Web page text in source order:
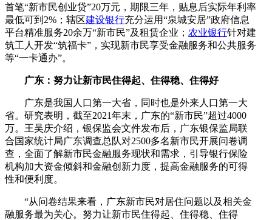
首笔“新市民创业贷”20万元，期限三年，贴息后实际年利率
最低可到2%；辖区建设银行充分运用“泉城安居”政府信息
平台精准服务20余万“新市民”及租赁企业； 农业银行针对建
筑工人开发“筑福卡”，实现新市民享受金融服务和公共服务
等“一卡通办”。
广东：努力让新市民住得起、住得稳、住得好
广东是我国人口第一大省，同时也是外来人口第一大
省。研究表明，截至2021年末，广东的“新市民”超过4000
万。王吴庆介绍，银保监会文件发布后，广东银保监局联
合国家统计局广东调查总队对2500多名新市民开展问卷调
查，全面了解新市民金融服务现状和需求，引导银行保险
机构加大资金倾斜和金融创新力度，提高金融服务的可得
性和便利度。
“从问卷结果来看，广东新市民对居住问题以及相关金
融服务最为关心。努力让新市民住得起、住得稳、住得